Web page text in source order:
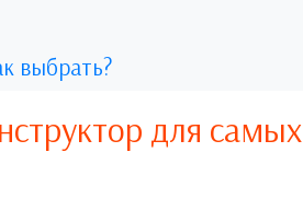
выбрать?
для самых